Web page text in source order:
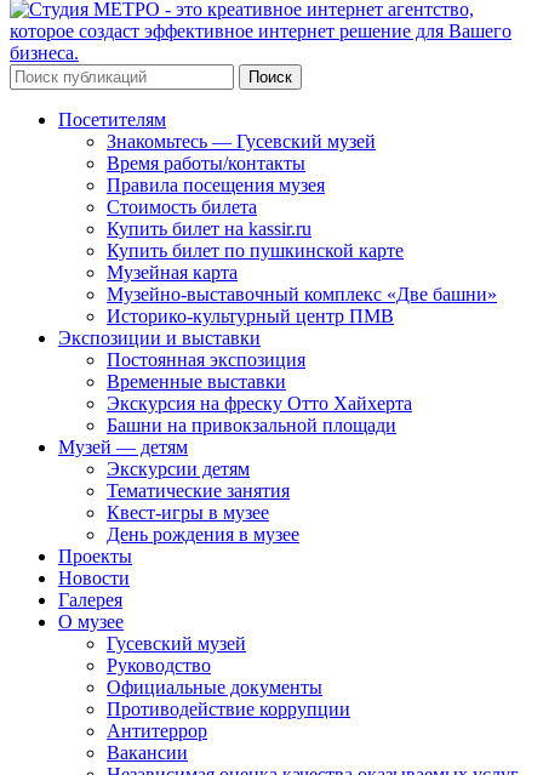
Поиск
Посетителям
Знакомьтесь — Гусевский музей
Время работы/контакты
Правила посещения музея
Стоимость билета
Купить билет на kassir.ru
Купить билет по пушкинской карте
Музейная карта
Музейно-выставочный комплекс «Две башни»
Историко-культурный центр ПМВ
Экспозиции и выставки
Постоянная экспозиция
Временные выставки
Экскурсия на фреску Отто Хайхерта
Башни на привокзальной площади
Музей — детям
Экскурсии детям
Тематические занятия
Квест-игры в музее
День рождения в музее
Проекты
Новости
Галерея
О музее
Гусевский музей
Руководство
Официальные документы
Противодействие коррупции
Антитеррор
Вакансии